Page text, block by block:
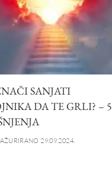
SANJATI
DA TE GRLI? – 5
29.09.2024.